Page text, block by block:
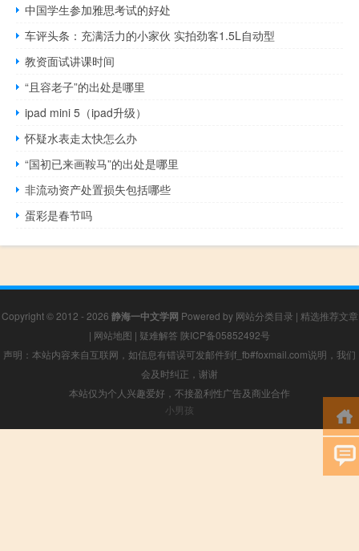
中国学生参加雅思考试的好处
车评头条：充满活力的小家伙 实拍劲客1.5L自动型
教资面试讲课时间
“且容老子”的出处是哪里
ipad mini 5（ipad升级）
怀疑水表走太快怎么办
“国初已来画鞍马”的出处是哪里
非流动资产处置损失包括哪些
蛋彩是春节吗
Copyright © 2012 - 2026 静海一中文学网 Powered by 网站分类目录 | 精选推荐文章
| 网站地图 | 疑难解答 陕ICP备05852492号
声明：本站内容来自互联网，如信息有错误可发邮件到f_fb#foxmail.com说明，我们
会及时纠正，谢谢
本站仅为个人兴趣爱好，不接盈利性广告及商业合作
小男孩